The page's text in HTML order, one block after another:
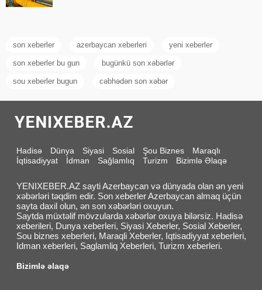
son xeberler azerbaycan xeberleri yeni xeberler
son xeberler bu gun bugünkü son xəbərlər
sou xeberler bugun cəbhədən son xəbər
Hadisə Dünya Siyasi Sosial Şou Biznes
Maraqlı
İqtisadiyyat
İdman Sağlamlıq Turizm Bizimlə Əlaqə
YENIXEBER.AZ sayti Azerbaycan və dünyada olan ən yeni
xəbərləri təqdim edir. Son xeberler Azerbaycan almaq üçün
sayta daxil olun, ən son xəbərləri oxuyun.
Saytda müxtəlif mövzularda xəbərlər oxuya bilərsiz. Hadisə
xeberileri, Dunya xeberleri, Siyasi Xeberler, Sosial Xeberler,
Sou biznes xeberleri, Maraqli Xeberler, Iqtisadiyyat xeberleri,
Idman xeberleri, Saglamliq Xeberleri, Turizm xeberleri.
Bizimlə əlaqə